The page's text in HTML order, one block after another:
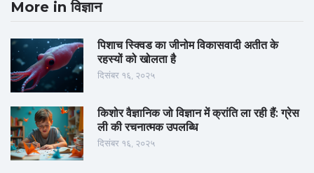
More in विज्ञान
पिशाच स्क्विड का जीनोम विकासवादी अतीत के
रहस्यों को खोलता है
दिसंबर १६, २०२५
किशोर वैज्ञानिक जो विज्ञान में क्रांति ला रही हैं: ग्रेस
ली की रचनात्मक उपलब्धि
दिसंबर १६, २०२५